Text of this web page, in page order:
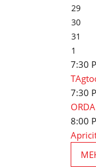
29
30
31
1
7:30
7:30
ORDA
8:00